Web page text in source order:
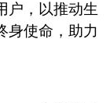
户，以推动生
身使命，助力